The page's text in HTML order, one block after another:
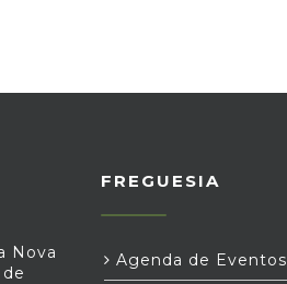
Nova
FREGUESIA
Agenda de Eventos